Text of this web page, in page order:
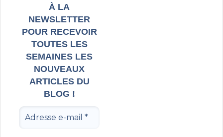
À LA
NEWSLETTER
POUR RECEVOIR
TOUTES LES
SEMAINES LES
NOUVEAUX
ARTICLES DU
BLOG !